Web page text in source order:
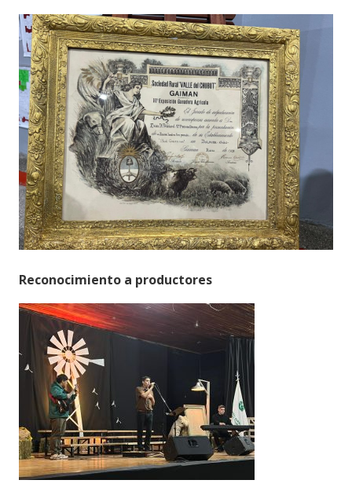
Reconocimiento a productores